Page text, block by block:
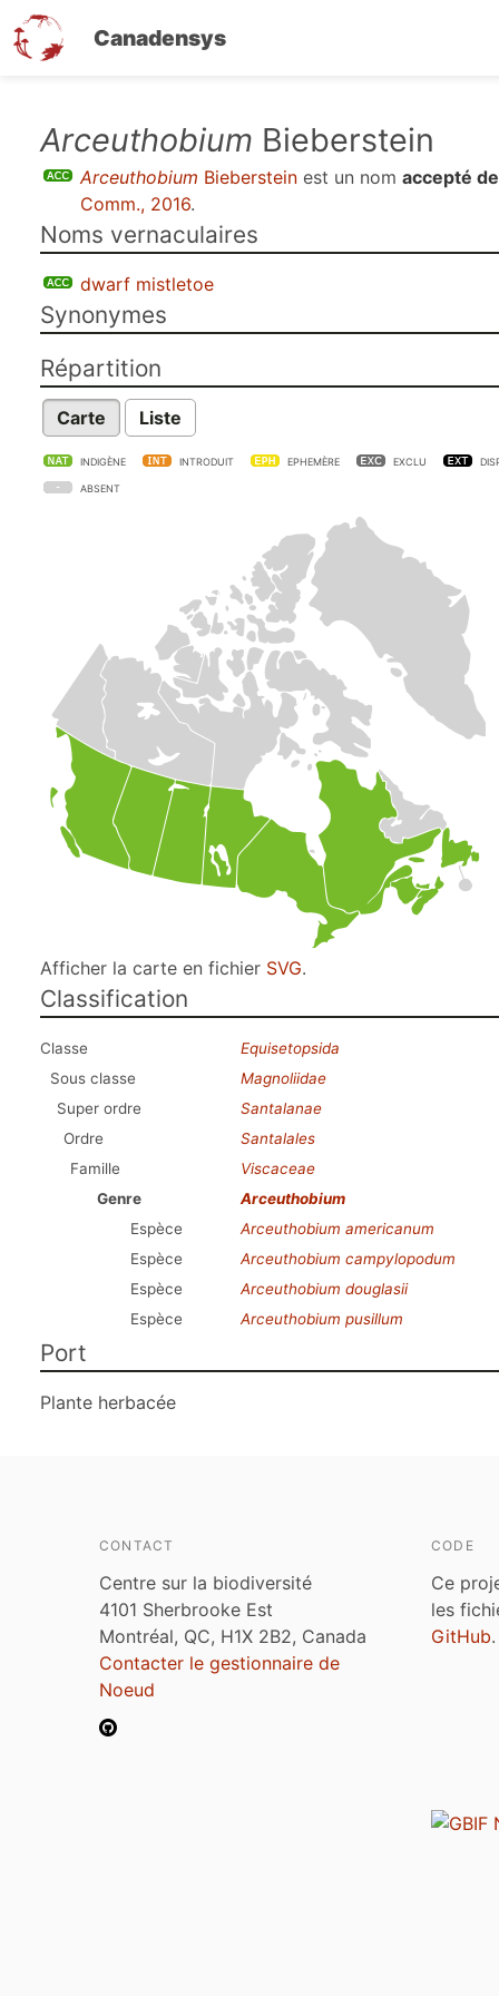
Canadensys
contenu
Arceuthobium Bieberstein
Arceuthobium Bieberstein est un nom accepté
Comm., 2016.
Noms vernaculaires
dwarf mistletoe
Synonymes
Répartition
Carte Liste
INDIGÈNE INTRODUIT EPHEMÈRE EXCLU
ABSENT
Afficher la carte en fichier SVG.
Classification
Classe
Equisetopsida
Sous classe
Magnoliidae
Super ordre
Santalanae
Ordre
Santalales
Famille
Viscaceae
Genre
Arceuthobium
Espèce
Arceuthobium americanum
Espèce
Arceuthobium campylopodum
Espèce
Arceuthobium douglasii
Espèce
Arceuthobium pusillum
Port
Plante herbacée
CONTACT
Centre sur la biodiversité
4101 Sherbrooke Est
Montréal, QC, H1X 2B2, Canada
Contacter le gestionnaire de
Noeud
CODE
Ce
les
GitHub.